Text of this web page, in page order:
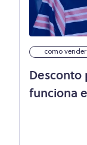
como
Desconto
funciona